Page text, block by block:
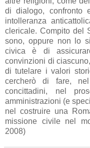
di dialogo, confronto
intolleranza
clericale. Compito del
sono, oppure non lo
civica è di
convinzioni di
di tutelare i valori
cercherò di fare,
concittadini, nel
amministrazioni (e
nel costruire una
missione civile nel
2008)